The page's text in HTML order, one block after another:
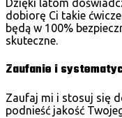
Dzięki latom
dobiorę Ci takie
będą w 100%
skuteczne.
Zaufanie i
Zaufaj mi i stosuj się
podnieść jakość